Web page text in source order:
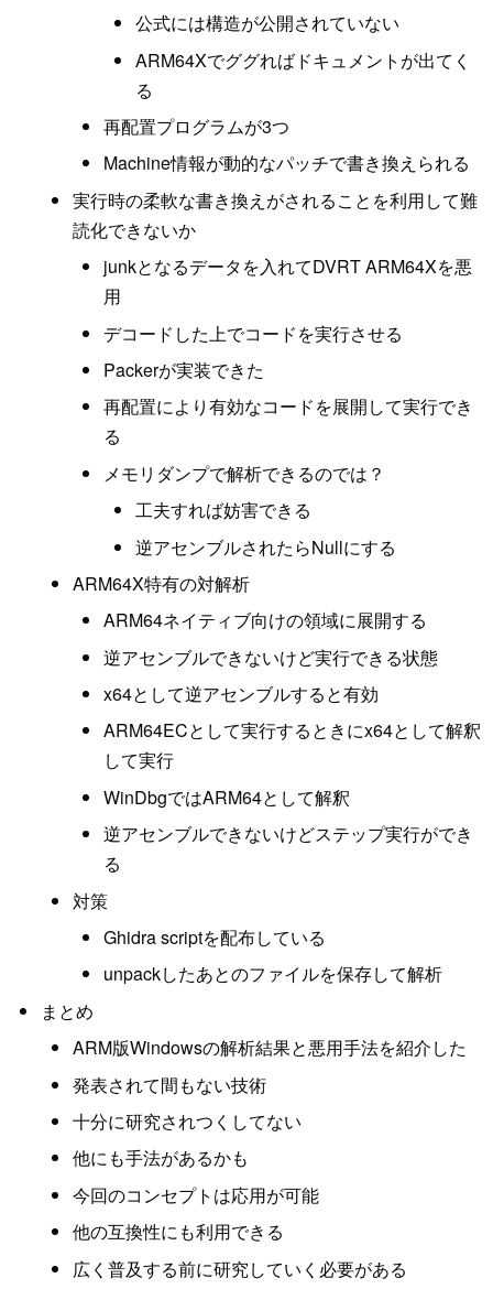
公式には構造が公開されていない
ARM64Xでググればドキュメントが出てく
る
再配置プログラムが3つ
Machine情報が動的なパッチで書き換えられる
実行時の柔軟な書き換えがされることを利用して難
読化できないか
junkとなるデータを入れてDVRT ARM64Xを悪
用
デコードした上でコードを実行させる
Packerが実装できた
再配置により有効なコードを展開して実行でき
る
メモリダンプで解析できるのでは？
工夫すれば妨害できる
逆アセンブルされたらNullにする
ARM64X特有の対解析
ARM64ネイティブ向けの領域に展開する
逆アセンブルできないけど実行できる状態
x64として逆アセンブルすると有効
ARM64ECとして実行するときにx64として解釈
して実行
WinDbgではARM64として解釈
逆アセンブルできないけどステップ実行ができ
る
対策
Ghidra scriptを配布している
unpackしたあとのファイルを保存して解析
まとめ
ARM版Windowsの解析結果と悪用手法を紹介した
発表されて間もない技術
十分に研究されつくしてない
他にも手法があるかも
今回のコンセプトは応用が可能
他の互換性にも利用できる
広く普及する前に研究していく必要がある